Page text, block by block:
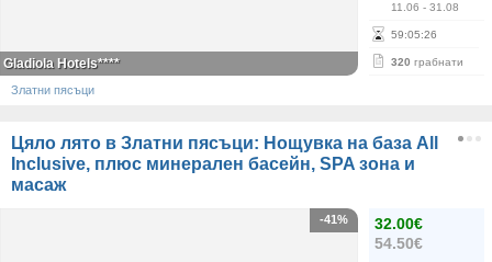
11.06 - 31.08
59:05:26
320 грабнати
Gladiola Hotels****
Златни пясъци
Цяло лято в Златни пясъци: Нощувка на база All
Inclusive, плюс минерален басейн, SPA зона и
масаж
32.00€
54.50€
-41%